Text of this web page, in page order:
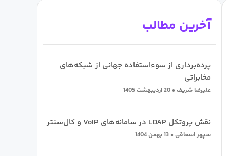
آخرین مطالب
پرده‌برداری از سوءاستفاده جهانی از شبکه‌های
مخابراتی
علیرضا شریف
نقش پروتکل LDAP در سامانه‌های VoIP و کال‌سنتر
سپهر اسحاقی